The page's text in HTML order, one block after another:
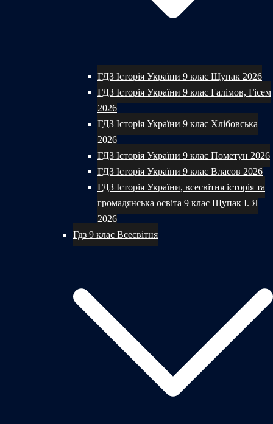
ГДЗ Історія України 9 клас Щупак 2026
ГДЗ Історія України 9 клас Галімов, Гісем
2026
ГДЗ Історія України 9 клас Хлібовська
2026
ГДЗ Історія України 9 клас Пометун 2026
ГДЗ Історія України 9 клас Власов 2026
ГДЗ Історія України, всесвітня історія та
громадянська освіта 9 клас Щупак І. Я
2026
Гдз 9 клас Всесвітня